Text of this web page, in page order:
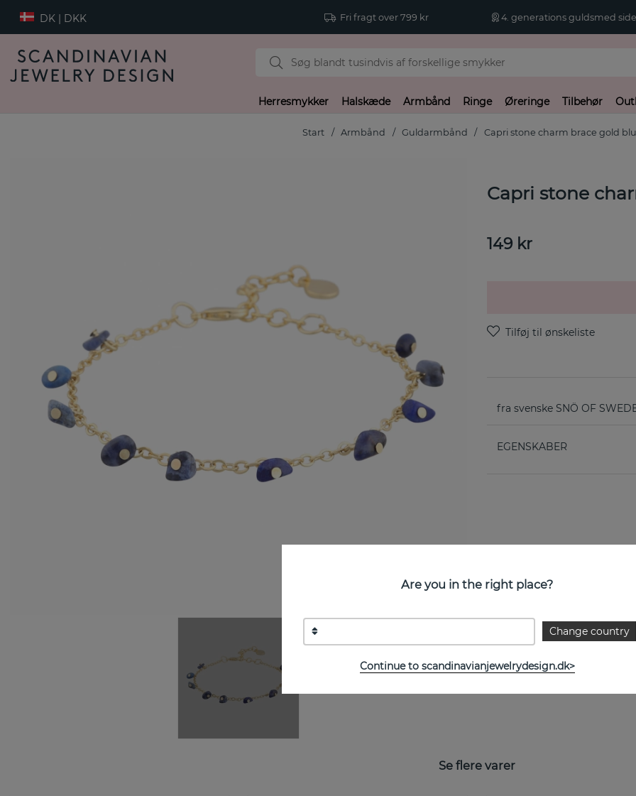
DK | DKK Fri fragt over 799 kr 4. generations guldsmed
Herresmykker Halskæde Armbånd Ringe Øreringe Tilbehør
Start Armbånd Guldarmbånd Capri stone charm brace gold
Capri stone
149 kr
fra svenske SNÖ OF
EGENSKABER
Se flere varer
Are you in the right place?
Change country
Continue to scandinavianjewelrydesign.dk>